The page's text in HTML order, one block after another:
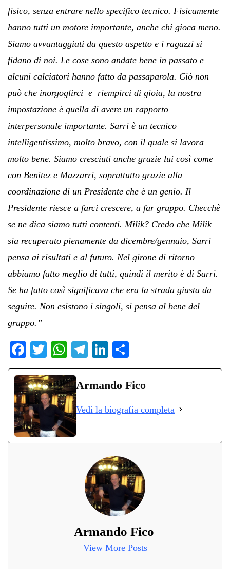
fisico, senza entrare nello specifico tecnico. Fisicamente
hanno tutti un motore importante, anche chi gioca meno.
Siamo avvantaggiati da questo aspetto e i ragazzi si
fidano di noi. Le cose sono andate bene in passato e
alcuni calciatori hanno fatto da passaparola. Ciò non
può che inorgoglirci e riempirci di gioia, la nostra
impostazione è quella di avere un rapporto
interpersonale importante. Sarri è un tecnico
intelligentissimo, molto bravo, con il quale si lavora
molto bene. Siamo cresciuti anche grazie lui così come
con Benitez e Mazzarri, soprattutto grazie alla
coordinazione di un Presidente che è un genio. Il
Presidente riesce a farci crescere, a far gruppo. Checchè
se ne dica siamo tutti contenti. Milik? Credo che Milik
sia recuperato pienamente da dicembre/gennaio, Sarri
pensa ai risultati e al futuro. Nel girone di ritorno
abbiamo fatto meglio di tutti, quindi il merito è di Sarri.
Se ha fatto così significava che era la strada giusta da
seguire. Non esistono i singoli, si pensa al bene del
gruppo.”
Fa
ce
bo
ok
T
wi
tte
r
W
ha
ts
A
pp
Te
le
gr
m
Li
nk
ed
on
di
di
Armando Fico
Vedi la biografia completa
Armando Fico
View More Posts